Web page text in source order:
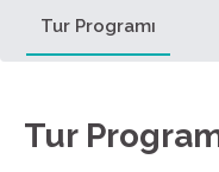
Tur Programı
Tur